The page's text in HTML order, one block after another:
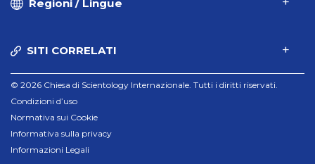
Regioni / Lingue
SITI CORRELATI
© 2026 Chiesa di Scientology Internazionale. Tutti i diritti riservati.
Condizioni d’uso
Normativa sui Cookie
Informativa sulla privacy
Informazioni Legali